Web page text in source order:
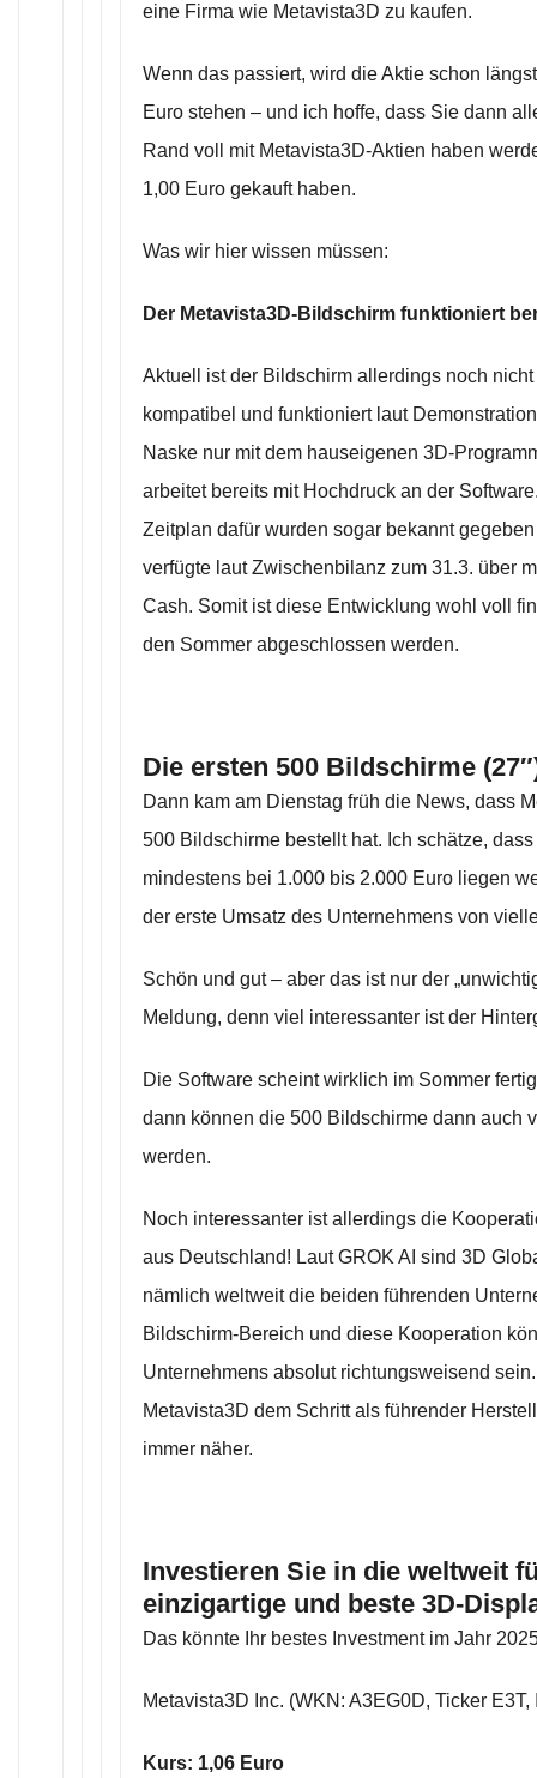
eine Firma wie Metavista3D zu kaufen.
Wenn das passiert, wird die Aktie schon
Euro stehen – und ich hoffe, dass Sie dann
Rand voll mit Metavista3D-Aktien haben
1,00 Euro gekauft haben.
Was wir hier wissen müssen:
Der Metavista3D-Bildschirm funktioniert
Aktuell ist der Bildschirm allerdings noch
kompatibel und funktioniert laut
Naske nur mit dem hauseigenen 3D-
arbeitet bereits mit Hochdruck an der
Zeitplan dafür wurden sogar bekannt
verfügte laut Zwischenbilanz zum 31.3. über
Cash. Somit ist diese Entwicklung wohl voll
den Sommer abgeschlossen werden.
Die ersten 500 Bildschirme
Dann kam am Dienstag früh die News, dass
500 Bildschirme bestellt hat. Ich schätze,
mindestens bei 1.000 bis 2.000 Euro liegen
der erste Umsatz des Unternehmens von
Schön und gut – aber das ist nur der
Meldung, denn viel interessanter ist der
Die Software scheint wirklich im Sommer
dann können die 500 Bildschirme dann auch
werden.
Noch interessanter ist allerdings die
aus Deutschland! Laut GROK AI sind 3D
nämlich weltweit die beiden führenden
Bildschirm-Bereich und diese Kooperation
Unternehmens absolut richtungsweisend
Metavista3D dem Schritt als führender
immer näher.
Investieren Sie in die weltweit
einzigartige und beste 3D-
Das könnte Ihr bestes Investment im Jahr
Metavista3D Inc. (WKN: A3EG0D, Ticker
Kurs: 1,06 Euro